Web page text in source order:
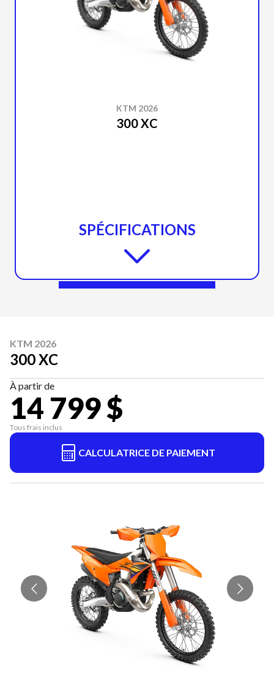
KTM 2026
300 XC
SPÉCIFICATIONS
KTM 2026
300 XC
À partir de
14 799 $
Tous frais inclus
CALCULATRICE DE PAIEMENT